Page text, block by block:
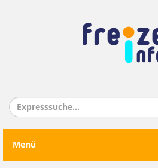
Menü